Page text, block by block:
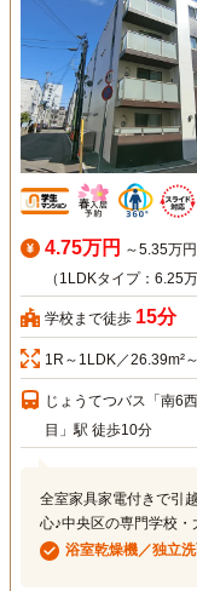
4.75万円 ～5.35万円
（1LDKタイプ：6.25万
学校まで徒歩 15分
1R～1LDK／26.39m²
じょうてつバス「南6
目」駅 徒歩10分
全室家具家電付きで引
心♪中央区の専門学校・
浴室乾燥機／独立